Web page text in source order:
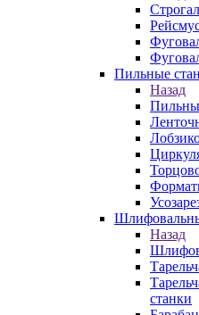
Пильные
Назад
Назад
станки